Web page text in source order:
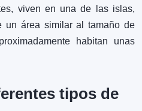
viven en una de las islas,
un área similar al tamaño de
habitan unas
tipos de